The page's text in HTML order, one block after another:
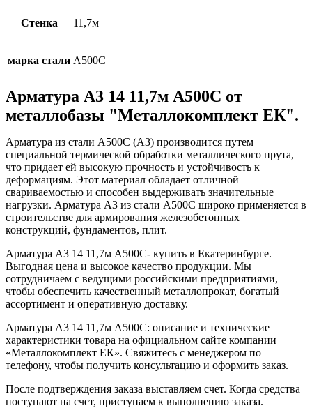
Стенка 11,7м
марка стали А500С
Арматура А3 14 11,7м А500С от
металлобазы "Металлокомплект ЕК".
Арматура из стали А500С (А3) производится путем
специальной термической обработки металлического прута,
что придает ей высокую прочность и устойчивость к
деформациям. Этот материал обладает отличной
свариваемостью и способен выдерживать значительные
нагрузки. Арматура А3 из стали А500С широко применяется в
строительстве для армирования железобетонных
конструкций, фундаментов, плит.
Арматура А3 14 11,7м А500С- купить в Екатеринбурге.
Выгодная цена и высокое качество продукции. Мы
сотрудничаем с ведущими российскими предприятиями,
чтобы обеспечить качественный металлопрокат, богатый
ассортимент и оперативную доставку.
Арматура А3 14 11,7м А500С: описание и технические
характеристики товара на официальном сайте компании
«Металлокомплект ЕК». Свяжитесь с менеджером по
телефону, чтобы получить консультацию и оформить заказ.
После подтверждения заказа выставляем счет. Когда средства
поступают на счет, приступаем к выполнению заказа.